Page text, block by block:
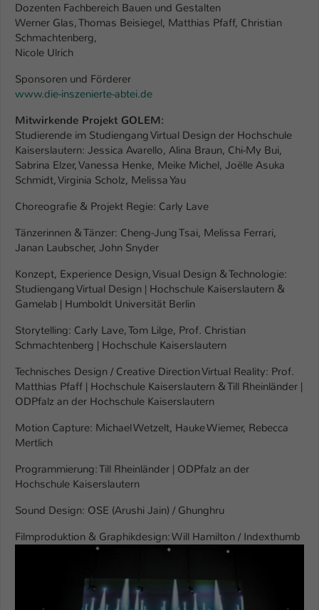
Dozenten Fachbereich Bauen und Gestalten
Werner Glas, Thomas Beisiegel, Matthias Pfaff, Christian
Schmachtenberg,
Nicole Ulrich
Sponsoren und Förderer
www.die-inszenierte-abtei.de
Mitwirkende Projekt GOLEM:
Studierende im Studiengang Virtual Design der Hochschule
Kaiserslautern: Jessica Avarello, Alina Braun, Chi-My Bui,
Sabrina Elzer, Vanessa Henke, Meike Michel, Joëlle Asuka
Schmidt, Virginia Scholz, Melissa Yau
Choreografie & Projekt Regie: Carly Lave
Tänzerinnen & Tänzer: Cheng-Jung Tsai, Melissa Ferrari,
Janan Laubscher, John Snyder
Konzept, Experience Design, Visual Design & Technologie:
Studiengang Virtual Design | Hochschule Kaiserslautern &
Gamelab | Humboldt Universität Berlin
Storytelling: Carly Lave, Tom Lilge, Prof. Christian
Schmachtenberg | Hochschule Kaiserslautern
Technisches Design / Creative Direction Virtual Reality: Prof.
Matthias Pfaff | Hochschule Kaiserslautern & Till Rheinländer |
ODPfalz an der Hochschule Kaiserslautern
Motion Capture: Michael Wetzelt, Hauke Wiemer, Rebecca
Mertlich
Programmierung: Till Rheinländer | ODPfalz an der
Hochschule Kaiserslautern
Sound Design: OSE (Arushi Jain) / Ghunghru
Filmproduktion & Graphikdesign: Will Hamilton / Indexthumb